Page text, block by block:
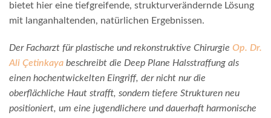
bietet hier eine tiefgreifende, strukturverändernde Lösung
mit langanhaltenden, natürlichen Ergebnissen.
Der Facharzt für plastische und rekonstruktive Chirurgie Op. Dr.
Ali Çetinkaya beschreibt die Deep Plane Halsstraffung als
einen hochentwickelten Eingriff, der nicht nur die
oberflächliche Haut strafft, sondern tiefere Strukturen neu
positioniert, um eine jugendlichere und dauerhaft harmonische